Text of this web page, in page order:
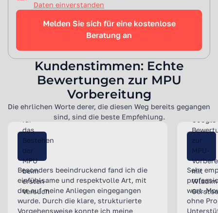
Daten einverstanden
Kundenstimmen: Echte
Bewertungen zur MPU
Vorbereitung
Die ehrlichen Worte derer, die diesen Weg bereits gegangen
sind, sind die beste Empfehlung.
Besonders beeindruckend fand ich die
einfühlsame und respektvolle Art, mit
der auf meine Anliegen eingegangen
wurde. Durch die klare, strukturierte
Vorgehensweise konnte ich meine
Sehr
wert.
ohne